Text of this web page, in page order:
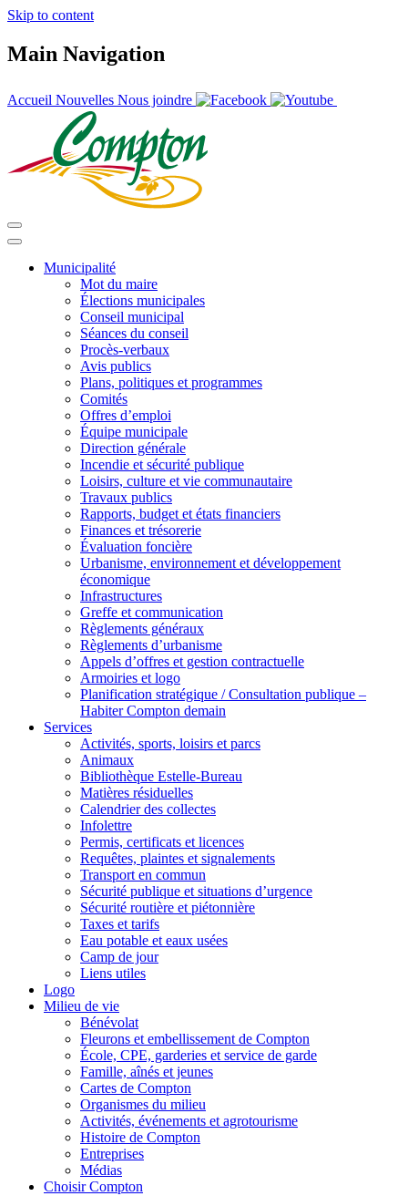
Skip to content
Main Navigation
Accueil Nouvelles Nous joindre
Municipalité
Mot du maire
Élections municipales
Conseil municipal
Séances du conseil
Procès-verbaux
Avis publics
Plans, politiques et programmes
Comités
Offres d’emploi
Équipe municipale
Direction générale
Incendie et sécurité publique
Loisirs, culture et vie communautaire
Travaux publics
Rapports, budget et états financiers
Finances et trésorerie
Évaluation foncière
Urbanisme, environnement et développement
économique
Infrastructures
Greffe et communication
Règlements généraux
Règlements d’urbanisme
Appels d’offres et gestion contractuelle
Armoiries et logo
Planification stratégique / Consultation publique –
Habiter Compton demain
Services
Activités, sports, loisirs et parcs
Animaux
Bibliothèque Estelle-Bureau
Matières résiduelles
Calendrier des collectes
Infolettre
Permis, certificats et licences
Requêtes, plaintes et signalements
Transport en commun
Sécurité publique et situations d’urgence
Sécurité routière et piétonnière
Taxes et tarifs
Eau potable et eaux usées
Camp de jour
Liens utiles
Logo
Milieu de vie
Bénévolat
Fleurons et embellissement de Compton
École, CPE, garderies et service de garde
Famille, aînés et jeunes
Cartes de Compton
Organismes du milieu
Activités, événements et agrotourisme
Histoire de Compton
Entreprises
Médias
Choisir Compton